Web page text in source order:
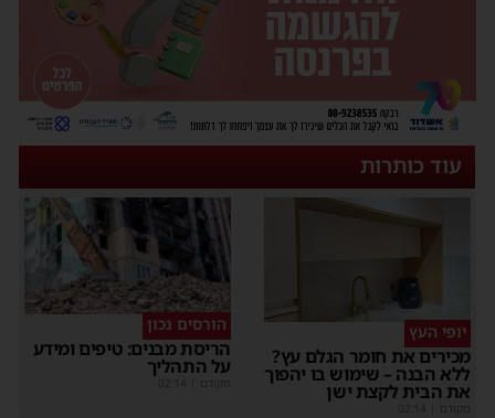
עוד כותרות
יופי העץ
מכירים את חומר הגלם עץ?
ללא הבנה – שימוש בו יהפוך
את הבית לקצת ישן
מקודם
הורסים נכון
הריסת מבנים: טיפים ומידע
על התהליך
מקודם